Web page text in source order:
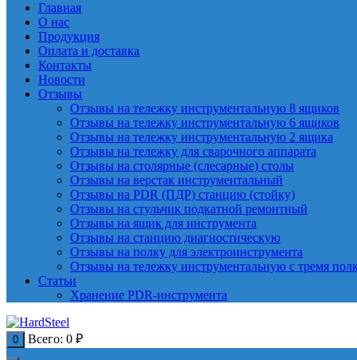
Главная
О нас
Продукция
Оплата и доставка
Контакты
Новости
Отзывы
Отзывы на тележку инструментальную 8 ящиков
Отзывы на тележку инструментальную 6 ящиков
Отзывы на тележку инструментальную 2 ящика
Отзывы на тележку для сварочного аппарата
Отзывы на столярные (слесарные) столы
Отзывы на верстак инструментальный
Отзывы на PDR (ПДР) станцию (стойку)
Отзывы на стульчик подкатной ремонтный
Отзывы на ящик для инструмента
Отзывы на станцию диагностическую
Отзывы на полку для электроинструмента
Отзывы на тележку инструментальную с тремя
Статьи
Хранение PDR-инструмента
0 Всего: 0 ₽